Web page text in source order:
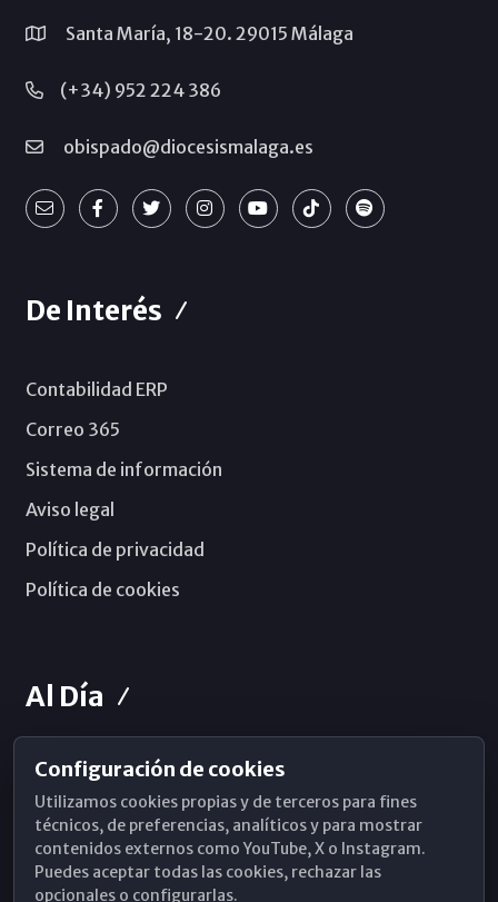
Santa María, 18-20. 29015 Málaga
(+34) 952 224 386
obispado@diocesismalaga.es
De Interés
Contabilidad ERP
Correo 365
Sistema de información
Aviso legal
Política de privacidad
Política de cookies
Al Día
Horarios de Misa
Hemeroteca
WhatsApp
Configuración de cookies
Utilizamos cookies propias y de terceros para fines
técnicos, de preferencias, analíticos y para mostrar
contenidos externos como YouTube, X o Instagram.
Puedes aceptar todas las cookies, rechazar las
opcionales o configurarlas.